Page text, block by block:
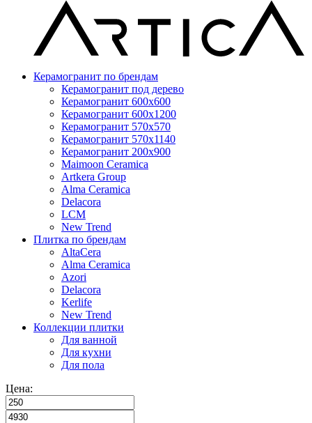
Керамогранит по брендам
Керамогранит под дерево
Керамогранит 600x600
Керамогранит 600x1200
Керамогранит 570x570
Керамогранит 570x1140
Керамогранит 200x900
Maimoon Ceramica
Artkera Group
Alma Ceramica
Delacora
LCM
New Trend
Плитка по брендам
AltaCera
Аlma Ceramica
Azori
Delacora
Kerlife
New Trend
Коллекции плитки
Для ванной
Для кухни
Для пола
Цена: